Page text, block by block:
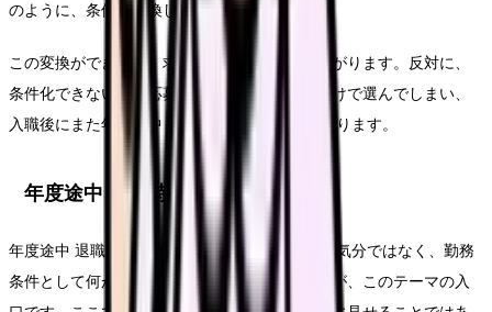
のように、条件へ変換します。
この変換ができると、求人を見る時の精度が上がります。反対に、
条件化できないまま応募すると、給与や通勤だけで選んでしまい、
入職後にまた年度途中 退職が再燃することがあります。
年度途中 退職時の固有チェック
年度途中 退職が出てきた時点で、単なる一日の気分ではなく、勤務
条件として何が積み上がっているかを見ることが、このテーマの入